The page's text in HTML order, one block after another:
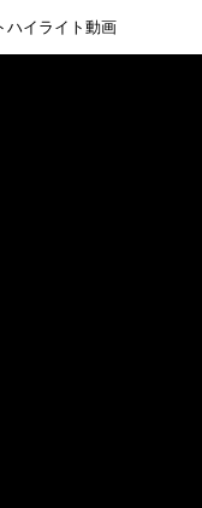
ハイライト動画